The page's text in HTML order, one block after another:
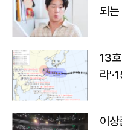
되
13
라
이